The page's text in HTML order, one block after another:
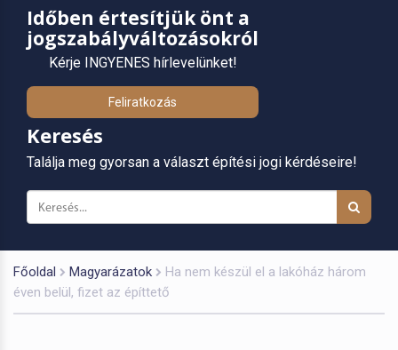
Időben értesítjük önt a
jogszabályváltozásokról
Kérje INGYENES hírlevelünket!
Feliratkozás
Keresés
Találja meg gyorsan a választ építési jogi kérdéseire!
Főoldal Magyarázatok
Ha nem készül el a lakóház három
éven belül, fizet az építtető